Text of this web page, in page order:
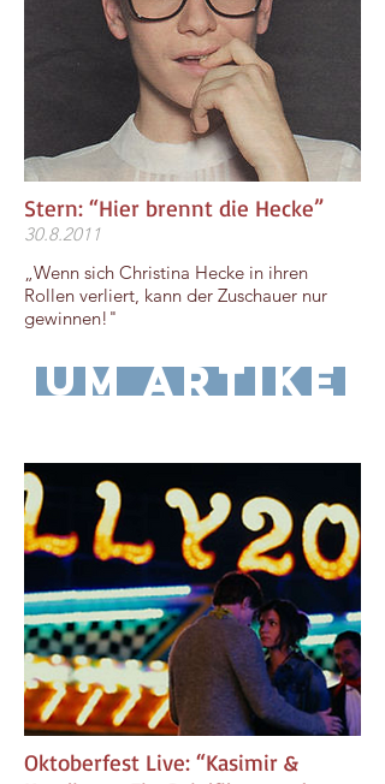
Stern: “Hier brennt die Hecke”
30.8.2011
„Wenn sich Christina Hecke in ihren
Rollen verliert, kann der Zuschauer nur
gewinnen!"
zum Artikel
Oktoberfest Live: “Kasimir &